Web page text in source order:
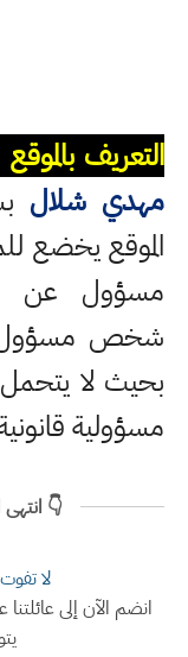
التعريف
مهدي شلال
الموقع يخضع
مسؤول عن
شخص مسؤول
بحيث لا
مسؤولية
👇
لا
انضم الآن إلى